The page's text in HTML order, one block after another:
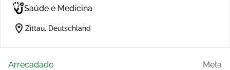
Saúde e Medicina
location_on Zittau, Deutschland
Arrecadado Meta